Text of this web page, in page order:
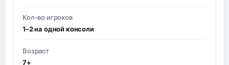
Кол-во игроков
1–2 на одной консоли
Возраст
7+